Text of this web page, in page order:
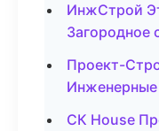
ИнжСтрой
Загородное
Проект-
Инженерные
СК House